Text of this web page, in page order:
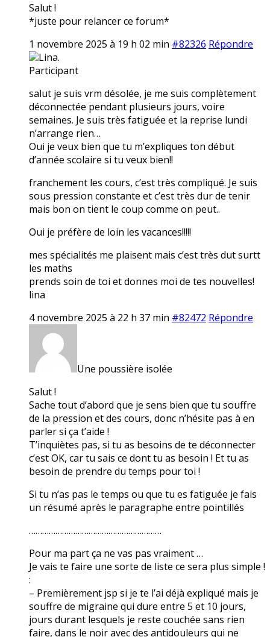
Salut !
*juste pour relancer ce forum*
1 novembre 2025 à 19 h 02 min #82326 Répondre
Lina.
Participant
salut je suis vrm désolée, je me suis complètement
déconnectée pendant plusieurs jours, voire
semaines. Je suis très fatiguée et la reprise lundi
n’arrange rien…
Oui je veux bien que tu m’expliques ton début
d’année scolaire si tu veux bien!!
franchement les cours, c’est très compliqué. Je suis
sous pression constante et c’est très dur de tenir
mais bon on tient le coup comme on peut..
Oui je préfère de loin les vacances!!!!!
mes spécialités me plaisent mais c’est très dut surtt
les maths
prends soin de toi et donnes moi de tes nouvelles!
lina
4 novembre 2025 à 22 h 37 min #82472 Répondre
Une poussière isolée
Salut !
Sache tout d’abord que je sens bien que tu souffre
de la pression et des cours, donc n’hésite pas à en
parler si ça t’aide !
T’inquiètes pas, si tu as besoins de te déconnecter
c’est OK, car tu sais ce dont tu as besoin ! Et tu as
besoin de prendre du temps pour toi !
Si tu n’as pas le temps ou que tu es fatiguée je fais
un résumé après le paragraphe entre pointillés
……………………………………………………
Pour ma part ça ne vas pas vraiment …
Je vais te faire une sorte de liste ce sera plus simple !
:
– Premièrement jsp si je te l’ai déjà expliqué mais je
souffre de migraine qui dure entre 5 et 10 jours,
jours durant lesquels je reste couchée sans rien
faire, dans le noir avec des antidouleurs qui ne